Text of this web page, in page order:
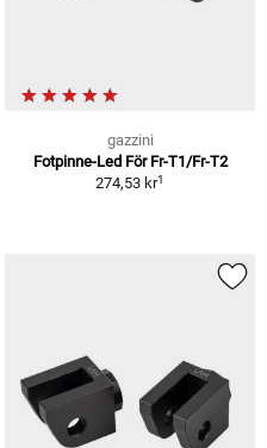
gazzini
Fotpinne-Led För Fr-T1/Fr-T2
274,53 kr1